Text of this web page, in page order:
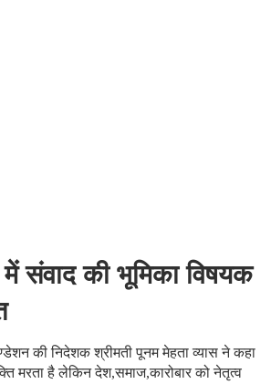
संवाद की भूमिका विषयक
की निदेशक श्रीमती पूनम मेहता व्यास ने कहा
मरता है लेकिन देश,समाज,कारोबार को नेतृत्व